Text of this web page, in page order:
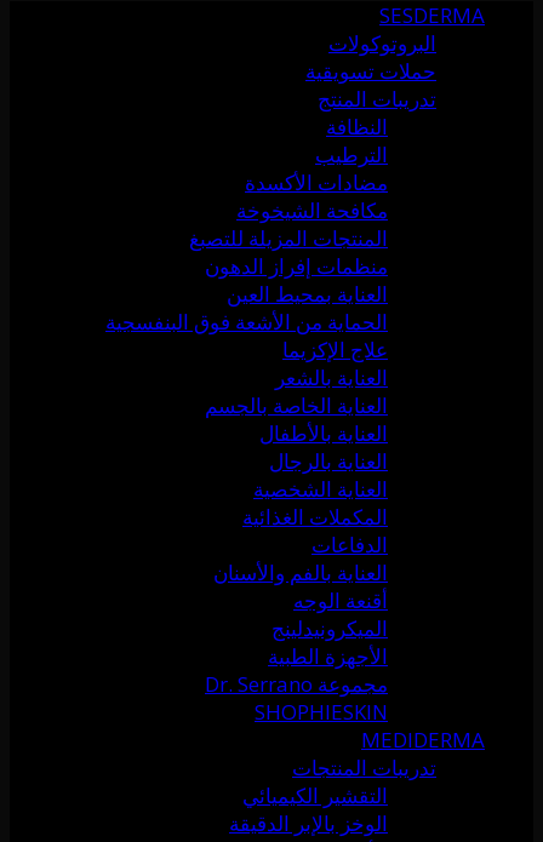
SESDERMA
البروتوكولات
حملات تسويقية
تدريبات المنتج
النظافة
الترطيب
مضادات الأكسدة
مكافحة الشيخوخة
المنتجات المزيلة للتصبغ
منظمات إفراز الدهون
العناية بمحيط العين
الحماية من الأشعة فوق البنفسجية
علاج الإكزيما
العناية بالشعر
العناية الخاصة بالجسم
العناية بالأطفال
العناية بالرجال
العناية الشخصية
المكملات الغذائية
الدفاعات
العناية بالفم والأسنان
أقنعة الوجه
الميكرونيدلينج
الأجهزة الطبية
مجموعة Dr. Serrano
SHOPHIESKIN
MEDIDERMA
تدريبات المنتجات
التقشير الكيميائي
الوخز بالإبر الدقيقة